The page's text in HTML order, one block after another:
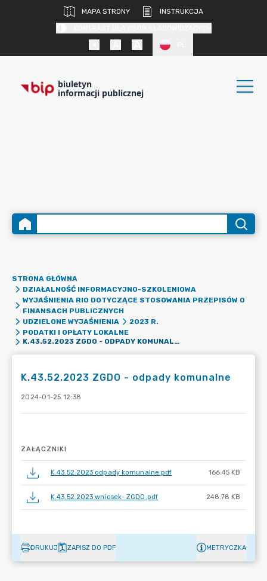
MAPA STRONY
INSTRUKCJA
biuletyn
informacji publicznej
STRONA GŁÓWNA
DZIAŁALNOŚĆ INFORMACYJNO-SZKOLENIOWA
WYJAŚNIENIA RIO DOTYCZĄCE STOSOWANIA PRZEPISÓW O
FINANSACH PUBLICZNYCH
UDZIELONE WYJAŚNIENIA
2023 R.
PODATKI I OPŁATY LOKALNE
K.43.52.2023 ZGDO - ODPADY KOMUNALNE
K.43.52.2023 ZGDO - odpady komunalne
2024-01-25 12:38
ZAŁĄCZNIKI
K.43.52.2023 odpady komunalne.pdf 166.45 KB
K.43.52.2023 wniosek- ZGDO.pdf 248.78 KB
DRUKUJ ZAPISZ DO PDF METRYCZKA